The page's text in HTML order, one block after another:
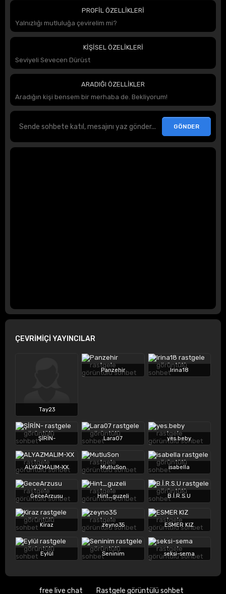
PROFİL ÖZELLİKLERİ
Yalnızlığı mutluluğa çevirelim mi?
KİŞİSEL ÖZELİKLERİ
Seviyeli Sevecen Dürüst
ARADIĞI ÖZELLİKLER
Aradığın kişi bensem bir merhaba de. Bekliyorum!
ÇEVRİMİÇİ YAYINCILAR
Tay23
Panzehir Irina18
ŞİRİN- Lara07 yes.beby
ALYAZMALIM-XX MutluSon isabella
GeceArzusu Hint_guzeli B.İ.R.S.U
Kiraz zeyno35 ESMER KIZ
Eylül Seninim seksi-sema
free live chat Rastgele görüntülü sohbet